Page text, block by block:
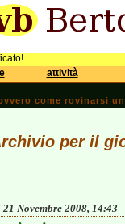
attività
come rovinarsi
per il
21 Novembre 2008, 14:43